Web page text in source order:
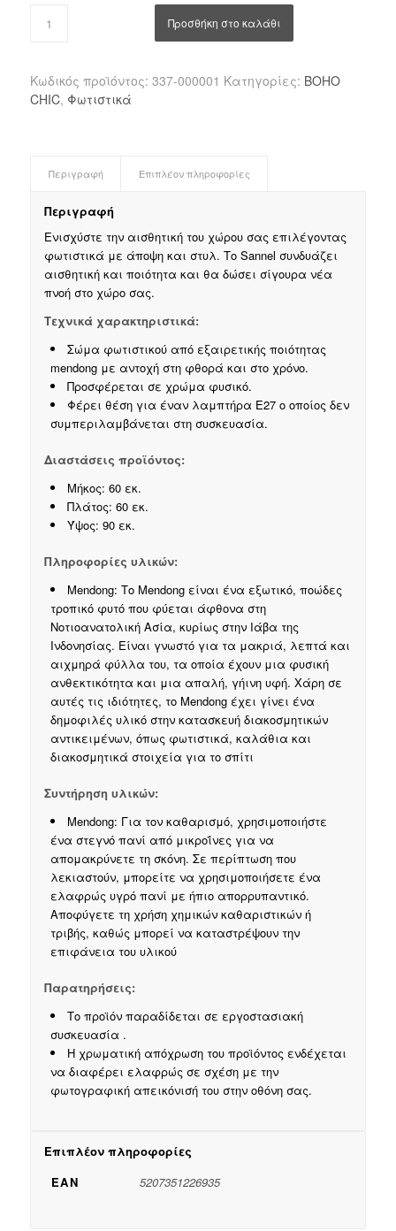
Προσθήκη στο καλάθι
Κωδικός προϊόντος: 337-000001 Κατηγορίες: BOHO
CHIC, Φωτιστικά
Περιγραφή Επιπλέον πληροφορίες
Περιγραφή
Ενισχύστε την αισθητική του χώρου σας επιλέγοντας
φωτιστικά με άποψη και στυλ. Το Sannel συνδυάζει
αισθητική και ποιότητα και θα δώσει σίγουρα νέα
πνοή στο χώρο σας.
Τεχνικά χαρακτηριστικά:
Σώμα φωτιστικού από εξαιρετικής ποιότητας
mendong με αντοχή στη φθορά και στο χρόνο.
Προσφέρεται σε χρώμα φυσικό.
Φέρει θέση για έναν λαμπτήρα E27 ο οποίος δεν
συμπεριλαμβάνεται στη συσκευασία.
Διαστάσεις προϊόντος:
Μήκος: 60 εκ.
Πλάτος: 60 εκ.
Ύψος: 90 εκ.
Πληροφορίες υλικών:
Mendong: Το Mendong είναι ένα εξωτικό, ποώδες
τροπικό φυτό που φύεται άφθονα στη
Νοτιοανατολική Ασία, κυρίως στην Ιάβα της
Ινδονησίας. Είναι γνωστό για τα μακριά, λεπτά και
αιχμηρά φύλλα του, τα οποία έχουν μια φυσική
ανθεκτικότητα και μια απαλή, γήινη υφή. Χάρη σε
αυτές τις ιδιότητες, το Mendong έχει γίνει ένα
δημοφιλές υλικό στην κατασκευή διακοσμητικών
αντικειμένων, όπως φωτιστικά, καλάθια και
διακοσμητικά στοιχεία για το σπίτι
Συντήρηση υλικών:
Mendong: Για τον καθαρισμό, χρησιμοποιήστε
ένα στεγνό πανί από μικροΐνες για να
απομακρύνετε τη σκόνη. Σε περίπτωση που
λεκιαστούν, μπορείτε να χρησιμοποιήσετε ένα
ελαφρώς υγρό πανί με ήπιο απορρυπαντικό.
Αποφύγετε τη χρήση χημικών καθαριστικών ή
τριβής, καθώς μπορεί να καταστρέψουν την
επιφάνεια του υλικού
Παρατηρήσεις:
Το προϊόν παραδίδεται σε εργοστασιακή
συσκευασία .
Η χρωματική απόχρωση του προϊόντος ενδέχεται
να διαφέρει ελαφρώς σε σχέση με την
φωτογραφική απεικόνισή του στην οθόνη σας.
Επιπλέον πληροφορίες
EAN
5207351226935